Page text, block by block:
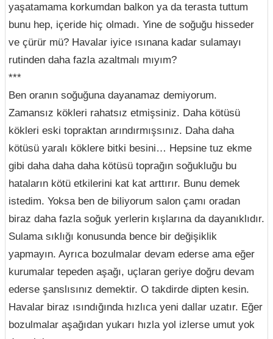
yaşatamama korkumdan balkon ya da terasta tuttum
bunu hep, içeride hiç olmadı. Yine de soğuğu hisseder
ve çürür mü? Havalar iyice ısınana kadar sulamayı
rutinden daha fazla azaltmalı mıyım?
***
Ben oranın soğuğuna dayanamaz demiyorum.
Zamansız kökleri rahatsız etmişsiniz. Daha kötüsü
kökleri eski topraktan arındırmışsınız. Daha daha
kötüsü yaralı köklere bitki besini… Hepsine tuz ekme
gibi daha daha daha kötüsü toprağın soğukluğu bu
hataların kötü etkilerini kat kat arttırır. Bunu demek
istedim. Yoksa ben de biliyorum salon çamı oradan
biraz daha fazla soğuk yerlerin kışlarına da dayanıklıdır.
Sulama sıklığı konusunda bence bir değişiklik
yapmayın. Ayrıca bozulmalar devam ederse ama eğer
kurumalar tepeden aşağı, uçlaran geriye doğru devam
ederse şanslısınız demektir. O takdirde dipten kesin.
Havalar biraz ısındığında hızlıca yeni dallar uzatır. Eğer
bozulmalar aşağıdan yukarı hızla yol izlerse umut yok